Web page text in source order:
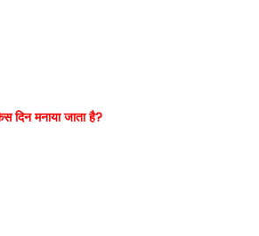
दिन मनाया जाता है?